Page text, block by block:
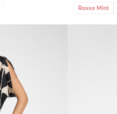
Rosso Mirò